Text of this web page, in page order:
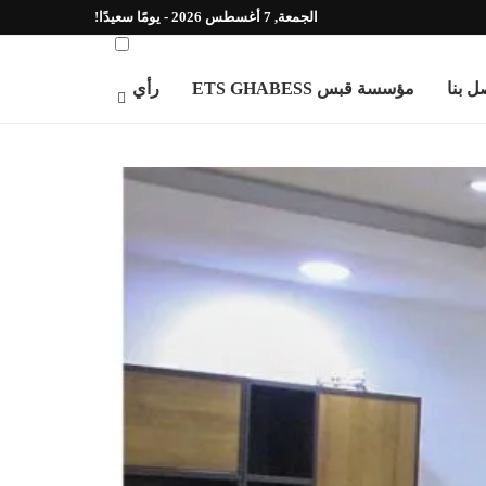
الجمعة, 7 أغسطس 2026 - يومًا سعيدًا!
رأي مؤسسة قبس ETS GHABESS بنا